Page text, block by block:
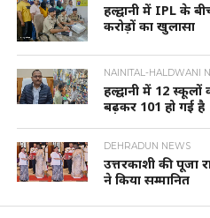
हल्द्वानी में IPL के
करोड़ों का खुलासा
NAINITAL-HALDWANI
हल्द्वानी में 12
बढ़कर 101 हो गई है
DEHRADUN NEWS
उत्तरकाशी की पूजा
ने किया सम्मानित